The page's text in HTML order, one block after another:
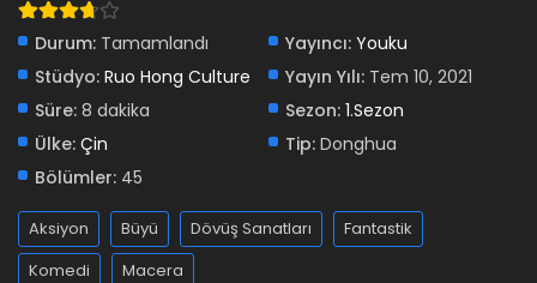
Durum: Tamamlandı Yayıncı: Youku
Stüdyo: Ruo Hong Culture Yayın Yılı: Tem 10, 2021
Süre: 8 dakika Sezon: 1.Sezon
Ülke: Çin Tip: Donghua
Bölümler: 45
Aksiyon Büyü Dövüş Sanatları
Fantastik
Komedi
Macera